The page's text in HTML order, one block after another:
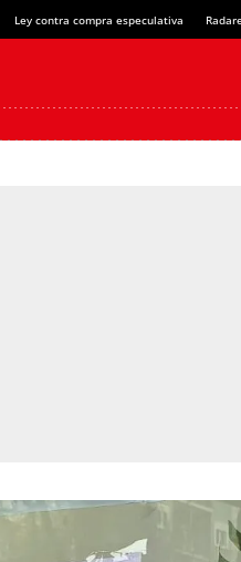
Ley contra compra especulativa